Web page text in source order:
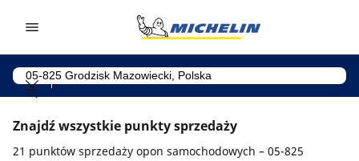
Znajdź wszystkie punkty sprzedaży
21 punktów sprzedaży opon samochodowych – 05-825